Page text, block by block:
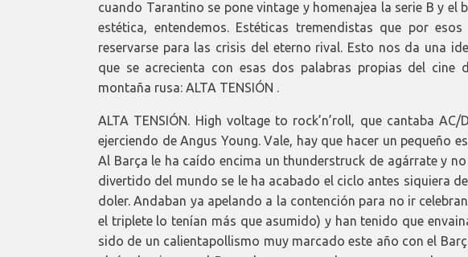
cuando Tarantino se pone vintage y homenajea la serie B y el
estética, entendemos. Estéticas tremendistas que por
reservarse para las crisis del eterno rival. Esto nos da una
que se acrecienta con esas dos palabras propias del cine
montaña rusa: ALTA TENSIÓN .
ALTA TENSIÓN. High voltage to rock’n’roll, que cantaba
ejerciendo de Angus Young. Vale, hay que hacer un pequeño
Al Barça le ha caído encima un thunderstruck de agárrate y
divertido del mundo se le ha acabado el ciclo antes siquiera
doler. Andaban ya apelando a la contención para no ir
el triplete lo tenían más que asumido) y han tenido que
sido de un calientapollismo muy marcado este año con el